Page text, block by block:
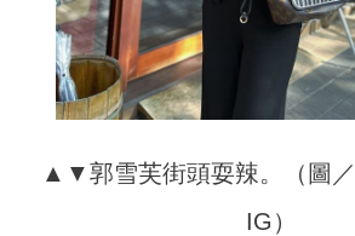
▲▼郭雪芙街頭耍辣。（圖
IG）